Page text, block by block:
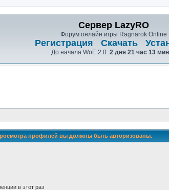
Сервер LazyRO
Форум онлайн игры Ragnarok Online
Регистрация Скачать
До начала WoE 2.0: 2 дня 21 час 13
профилей вы должны быть авторизованы.
в этот раз